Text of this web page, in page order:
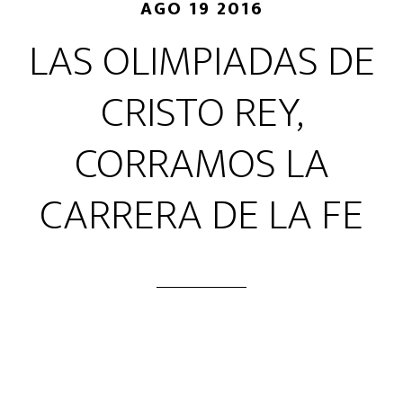
AGO 19 2016
LAS OLIMPIADAS DE
CRISTO REY,
CORRAMOS LA
CARRERA DE LA FE